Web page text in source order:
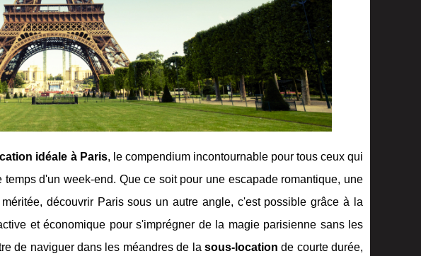
idéale à Paris, le compendium incontournable pour tous ceux qui
d'un week-end. Que ce soit pour une escapade romantique, une
découvrir Paris sous un autre angle, c'est possible grâce à la
et économique pour s'imprégner de la magie parisienne sans les
de naviguer dans les méandres de la sous-location de courte durée,